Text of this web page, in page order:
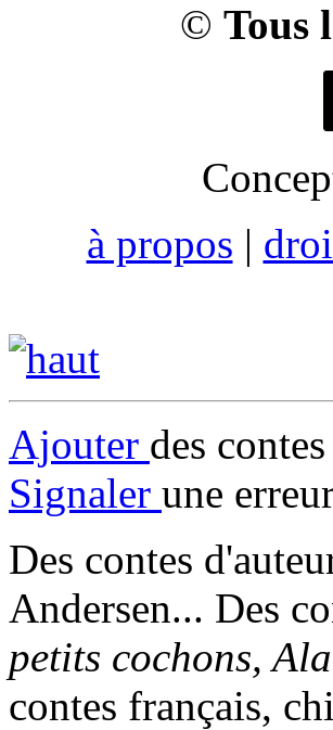
© Tous
à propos |
Ajouter des
Signaler une
Des contes
Andersen... Des
petits cochons,
contes français,